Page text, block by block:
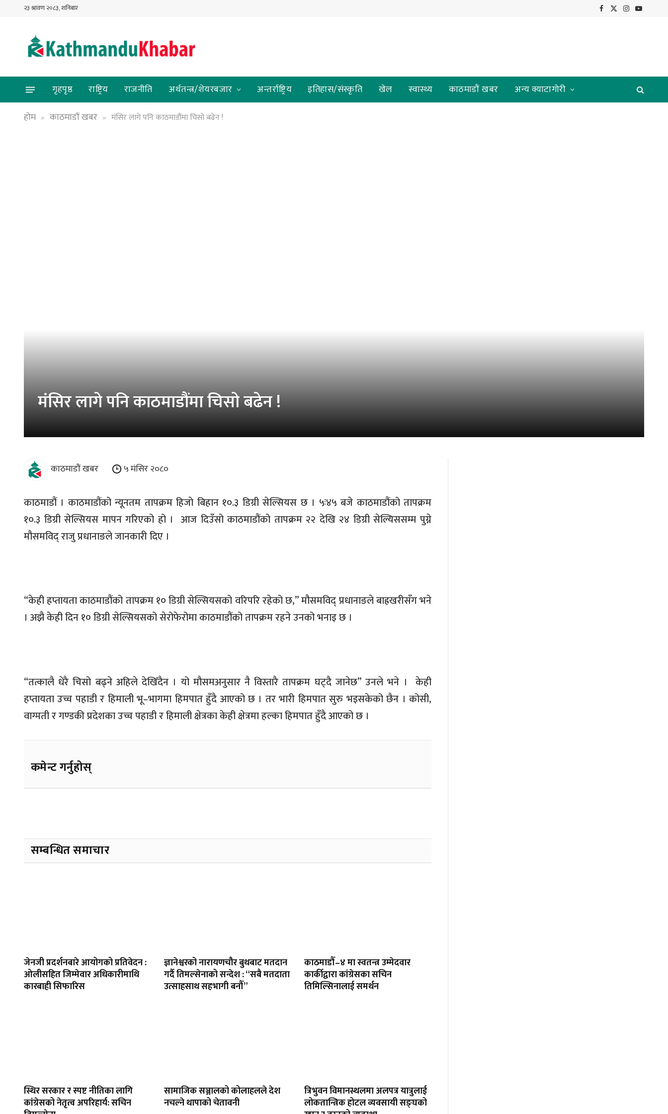
२३ श्रावण २०८३, शनिबार Facebook
X
Instagram
YouTube
गृहपृष्ठ राष्ट्रिय राजनीति अर्थतन्त्र/शेयरबजार अन्तर्राष्ट्रिय इतिहास/संस्कृति खेल स्वास्थ्य काठमाडौं खबर
अन्य क्याटागोरी
होम
» काठमाडौं खबर » मंसिर लागे पनि काठमाडौंमा चिसो बढेन !
मंसिर लागे पनि काठमाडौंमा चिसो बढेन !
काठमाडौं खबर ५ मंसिर २०८०
काठमाडौं । काठमाडौंको न्यूनतम तापक्रम हिजाे बिहान १०.३ डिग्री सेल्सियस छ । ५ः४५ बजे काठमाडौंको तापक्रम
१०.३ डिग्री सेल्सियस मापन गरिएको हो । आज दिउँसो काठमाडौंको तापक्रम २२ देखि २४ डिग्री सेल्यिससम्म पुग्ने
मौसमविद् राजु प्रधानाङले जानकारी दिए ।
“केही हप्तायता काठमाडौंको तापक्रम १० डिग्री सेल्सियसको वरिपरि रहेको छ,”मौसमविद् प्रधानाङले बाह्रखरीसँग भने
। अझै केही दिन १० डिग्री सेल्सियसको सेरोफेरोमा काठमाडौंको तापक्रम रहने उनको भनाइ छ ।
“तत्कालै धेरै चिसो बढ्ने अहिले देखिँदैन । यो मौसमअनुसार नै विस्तारै तापक्रम घट्दै जानेछ”उनले भने । केही
हप्तायता उच्च पहाडी र हिमाली भू–भागमा हिमपात हुँदै आएको छ । तर भारी हिमपात सुरु भइसकेको छैन । कोसी,
वाग्मती र गण्डकी प्रदेशका उच्च पहाडी र हिमाली क्षेत्रका केही क्षेत्रमा हल्का हिमपात हुँदै आएको छ ।
कमेन्ट गर्नुहोस्
सम्बन्धित समाचार
जेनजी प्रदर्शनबारे आयोगको प्रतिवेदन :
ओलीसहित जिम्मेवार अधिकारीमाथि
कारबाही सिफारिस
ज्ञानेश्वरको नारायणचौर बुथबाट मतदान
गर्दै तिमल्सेनाको सन्देश : “सबै मतदाता
उत्साहसाथ सहभागी बनौँ”
काठमाडौँ–४ मा स्वतन्त्र उम्मेदवार
कार्कीद्वारा कांग्रेसका सचिन
तिमिल्सिनालाई समर्थन
स्थिर सरकार र स्पष्ट नीतिका लागि
कांग्रेसको नेतृत्व अपरिहार्य: सचिन
सामाजिक सञ्जालको कोलाहलले देश
नचल्ने थापाको चेतावनी
त्रिभुवन विमानस्थलमा अलपत्र यात्रुलाई
लोकतान्त्रिक होटल व्यवसायी सङ्घको